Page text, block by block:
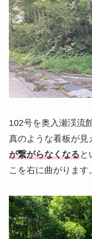
102号を奥入瀬渓流
真のような看板が見
が繋がらなくなると
こを右に曲がります。